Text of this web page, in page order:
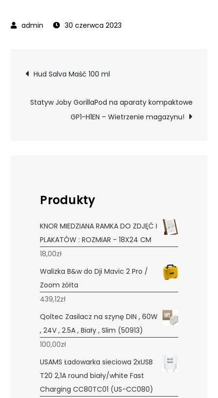
30 czerwca 2023
Nawigacja
wpisu
Hud Salva Maść 100 ml
Statyw Joby GorillaPod na aparaty kompaktowe
GP1-H1EN – Wietrzenie magazynu!
Produkty
KNOR MIEDZIANA RAMKA DO ZDJĘĆ I
PLAKATÓW : ROZMIAR - 18X24 CM
18,00zł
Walizka B&w do Dji Mavic 2 Pro /
Zoom żółta
439,12zł
Qoltec Zasilacz na szynę DIN , 60W
, 24V , 2.5A , Biały , Slim (50913)
100,00zł
USAMS Ładowarka sieciowa 2xUSB
T20 2,1A round biały/white Fast
Charging CC80TC01 (US-CC080)